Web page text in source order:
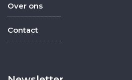
Over ons
Contact